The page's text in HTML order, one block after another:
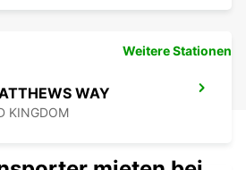
WAY
KINGDOM
Weitere Stationen